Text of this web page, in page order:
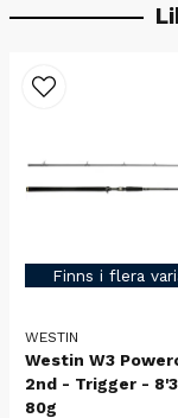
Finns i flera
WESTIN
Westin W3
2nd - Trigger -
80g